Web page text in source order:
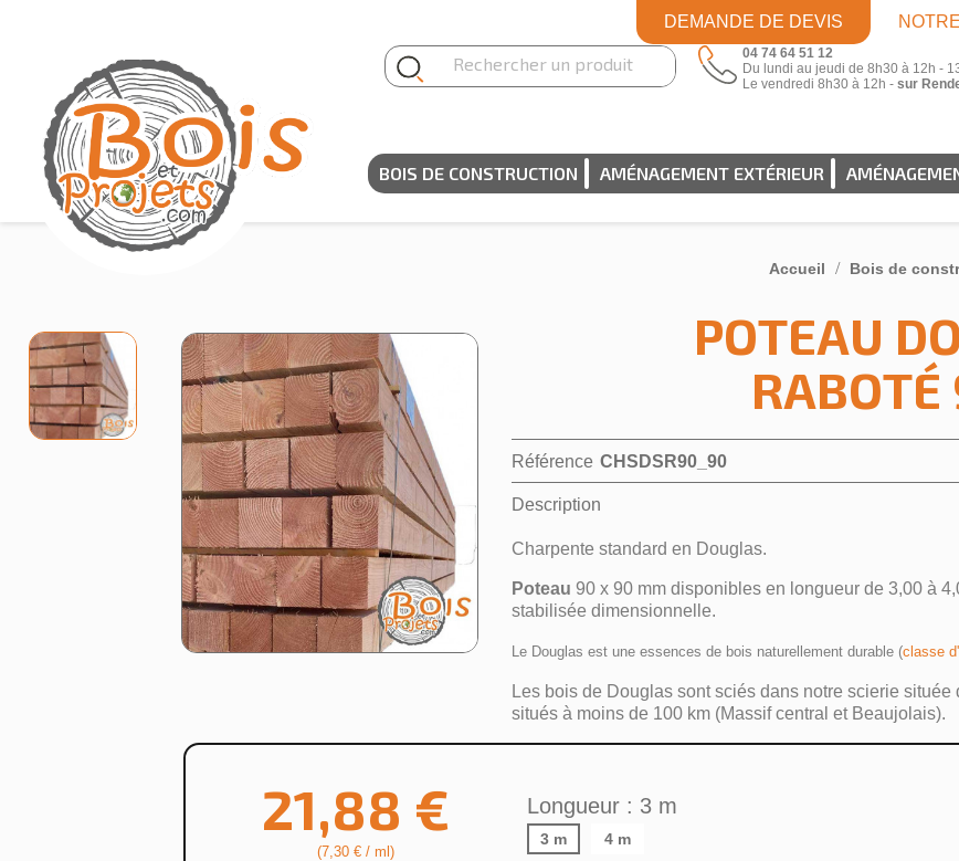
DEMANDE DE DEVIS
04 74 64 51 12
Du lundi au jeudi de 8h30 à 12h -
Le vendredi 8h30 à 12h - sur
BOIS DE CONSTRUCTION AMÉNAGEMENT EXTÉRIEUR
Accueil Bois de
POTEAU
Référence CHSDSR90_90
Description
Charpente standard en Douglas.
Poteau 90 x 90 mm disponibles en longueur de 3,00 à
stabilisée dimensionnelle.
Le Douglas est une essences de bois naturellement durable (classe
Les bois de Douglas sont sciés dans notre scierie
situés à moins de 100 km (Massif central et Beaujolais).
21,88 €
(7,30 € / ml)
Longueur : 3 m
3 m 4 m